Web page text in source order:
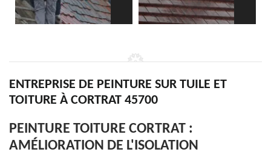
ENTREPRISE DE PEINTURE SUR TUILE ET
TOITURE À CORTRAT 45700
PEINTURE TOITURE CORTRAT :
AMÉLIORATION DE L'ISOLATION